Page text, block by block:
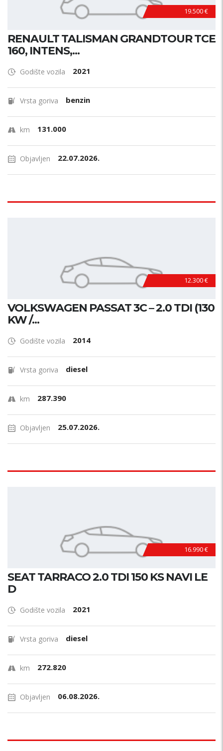
19.500 €
RENAULT TALISMAN GRANDTOUR TCE
160, INTENS,...
Godište vozila 2021
Vrsta goriva benzin
km 131.000
Objavljen 22.07.2026.
12.300 €
VOLKSWAGEN PASSAT 3C – 2.0 TDI (130
KW /...
Godište vozila 2014
Vrsta goriva diesel
km 287.390
Objavljen 25.07.2026.
16.990 €
SEAT TARRACO 2.0 TDI 150 KS NAVI LE
D
Godište vozila 2021
Vrsta goriva diesel
km 272.820
Objavljen 06.08.2026.